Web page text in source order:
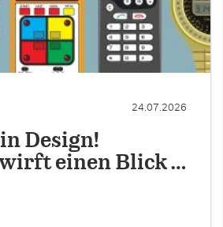
24.07.2026
Design!
wirft einen Blick …